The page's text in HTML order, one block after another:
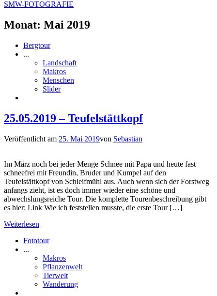
SMW-FOTOGRAFIE
Monat: Mai 2019
Bergtour
...
Landschaft
Makros
Menschen
Slider
25.05.2019 – Teufelstättkopf
Veröffentlicht am 25. Mai 2019von Sebastian
Im März noch bei jeder Menge Schnee mit Papa und heute fast
schneefrei mit Freundin, Bruder und Kumpel auf den
Teufelstättkopf von Schleifmühl aus. Auch wenn sich der Forstweg
anfangs zieht, ist es doch immer wieder eine schöne und
abwechslungsreiche Tour. Die komplette Tourenbeschreibung gibt
es hier: Link Wie ich feststellen musste, die erste Tour […]
Weiterlesen
Fototour
...
Makros
Pflanzenwelt
Tierwelt
Wanderung